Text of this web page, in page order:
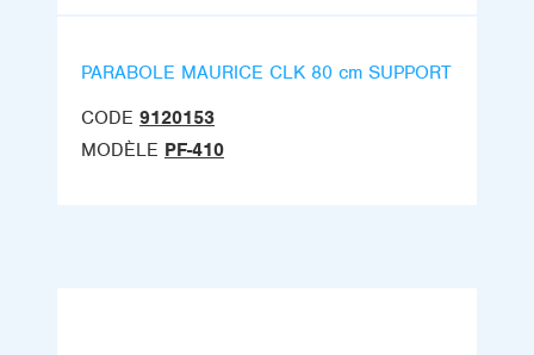
PARABOLE MAURICE CLK 80 cm SUPPORT
CODE 9120153
MODÈLE PF-410